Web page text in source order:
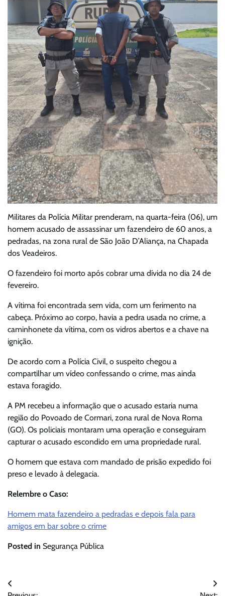
Militares da Polícia Militar prenderam, na quarta-feira (06), um
homem acusado de assassinar um fazendeiro de 60 anos, a
pedradas, na zona rural de São João D’Aliança, na Chapada
dos Veadeiros.
O fazendeiro foi morto após cobrar uma dívida no dia 24 de
fevereiro.
A vítima foi encontrada sem vida, com um ferimento na
cabeça. Próximo ao corpo, havia a pedra usada no crime, a
caminhonete da vítima, com os vidros abertos e a chave na
ignição.
De acordo com a Polícia Civil, o suspeito chegou a
compartilhar um vídeo confessando o crime, mas ainda
estava foragido.
A PM recebeu a informação que o acusado estaria numa
região do Povoado de Cormari, zona rural de Nova Roma
(GO). Os policiais montaram uma operação e conseguiram
capturar o acusado escondido em uma propriedade rural.
O homem que estava com mandado de prisão expedido foi
preso e levado à delegacia.
Relembre o Caso:
Homem mata fazendeiro a pedradas e depois fala para
amigos em bar sobre o crime
Posted in Segurança Pública
Navegação